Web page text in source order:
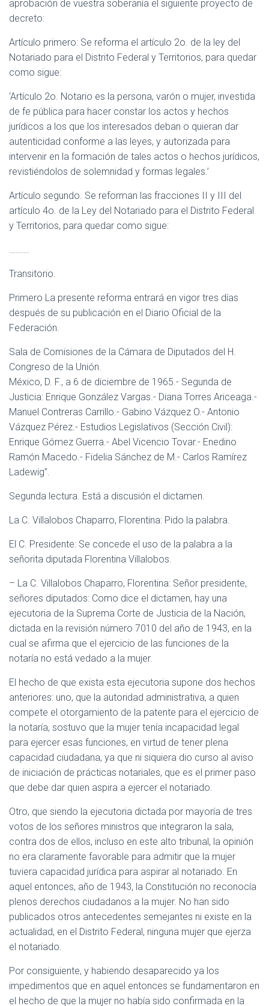
aprobación de vuestra soberanía el siguiente proyecto de
decreto:
Artículo primero: Se reforma el artículo 2o. de la ley del
Notariado para el Distrito Federal y Territorios, para quedar
como sigue:
‘Artículo 2o. Notario es la persona, varón o mujer, investida
de fe pública para hacer constar los actos y hechos
jurídicos a los que los interesados deban o quieran dar
autenticidad conforme a las leyes, y autorizada para
intervenir en la formación de tales actos o hechos jurídicos,
revistiéndolos de solemnidad y formas legales.’
Artículo segundo. Se reforman las fracciones II y III del
artículo 4o. de la Ley del Notariado para el Distrito Federal
y Territorios, para quedar como sigue:
……….
Transitorio.
Primero La presente reforma entrará en vigor tres días
después de su publicación en el Diario Oficial de la
Federación.
Sala de Comisiones de la Cámara de Diputados del H.
Congreso de la Unión.
México, D. F., a 6 de diciembre de 1965.- Segunda de
Justicia: Enrique González Vargas.- Diana Torres Ariceaga.-
Manuel Contreras Carrillo.- Gabino Vázquez O.- Antonio
Vázquez Pérez.- Estudios Legislativos (Sección Civil):
Enrique Gómez Guerra.- Abel Vicencio Tovar.- Enedino
Ramón Macedo.- Fidelia Sánchez de M.- Carlos Ramírez
Ladewig”.
Segunda lectura. Está a discusión el dictamen.
La C. Villalobos Chaparro, Florentina: Pido la palabra.
El C. Presidente: Se concede el uso de la palabra a la
señorita diputada Florentina Villalobos.
– La C. Villalobos Chaparro, Florentina: Señor presidente,
señores diputados: Como dice el dictamen, hay una
ejecutoria de la Suprema Corte de Justicia de la Nación,
dictada en la revisión número 7010 del año de 1943, en la
cual se afirma que el ejercicio de las funciones de la
notaría no está vedado a la mujer.
El hecho de que exista esta ejecutoria supone dos hechos
anteriores: uno, que la autoridad administrativa, a quien
compete el otorgamiento de la patente para el ejercicio de
la notaría, sostuvo que la mujer tenía incapacidad legal
para ejercer esas funciones, en virtud de tener plena
capacidad ciudadana, ya que ni siquiera dio curso al aviso
de iniciación de prácticas notariales, que es el primer paso
que debe dar quien aspira a ejercer el notariado.
Otro, que siendo la ejecutoria dictada por mayoría de tres
votos de los señores ministros que integraron la sala,
contra dos de ellos, incluso en este alto tribunal, la opinión
no era claramente favorable para admitir que la mujer
tuviera capacidad jurídica para aspirar al notariado. En
aquel entonces, año de 1943, la Constitución no reconocía
plenos derechos ciudadanos a la mujer. No han sido
publicados otros antecedentes semejantes ni existe en la
actualidad, en el Distrito Federal, ninguna mujer que ejerza
el notariado.
Por consiguiente, y habiendo desaparecido ya los
impedimentos que en aquel entonces se fundamentaron en
el hecho de que la mujer no había sido confirmada en la